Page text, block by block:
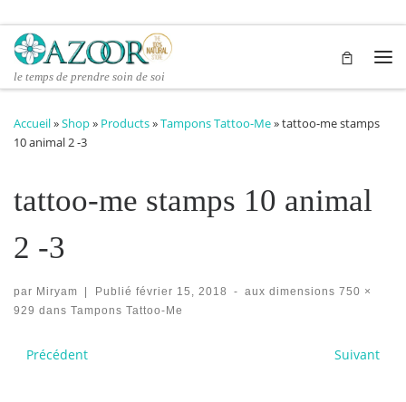
Passer au contenu
le temps de prendre soin de soi
Accueil»Shop» Products»Tampons Tattoo-Me»tattoo-me stamps
10 animal 2 -3
tattoo-me stamps 10 animal
2 -3
par Miryam | Publié février 15, 2018 - aux dimensions 750 ×
929 dans Tampons Tattoo-Me
Navigation des images
Précédent Suivant